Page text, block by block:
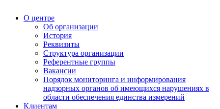
О центре
Об организации
История
Реквизиты
Структура организации
Референтные группы
Вакансии
Порядок мониторинга и информирования
надзорных органов об имеющихся нарушениях в
области обеспечения единства измерений
Клиентам